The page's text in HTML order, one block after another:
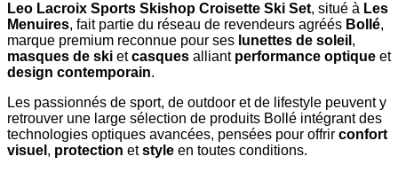
Leo Lacroix Sports Skishop Croisette Ski Set, situé à Les
Menuires, fait partie du réseau de revendeurs agréés Bollé,
marque premium reconnue pour ses lunettes de soleil ,
masques de ski etcasques alliant performance optique et
design contemporain.
Les passionnés de sport, de outdoor et de lifestyle peuvent y
retrouver une large sélection de produits Bollé intégrant des
technologies optiques avancées, pensées pour offrir confort
visuel , protection etstyle en toutes conditions.